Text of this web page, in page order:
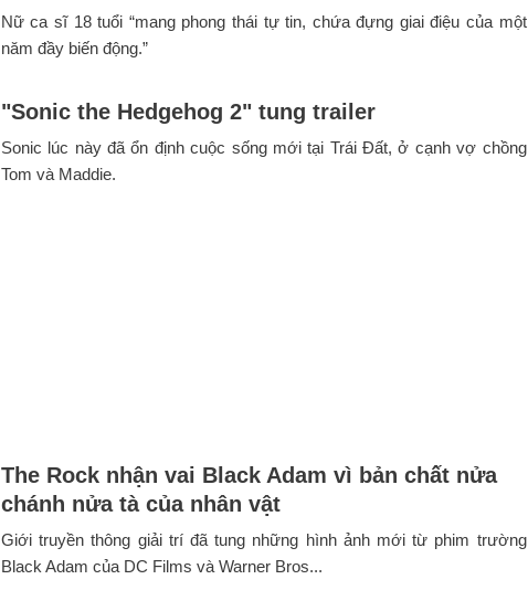
Nữ ca sĩ 18 tuổi “mang phong thái tự tin, chứa đựng giai điệu của một
năm đầy biến động.”
"Sonic the Hedgehog 2" tung trailer
Sonic lúc này đã ổn định cuộc sống mới tại Trái Đất, ở cạnh vợ chồng
Tom và Maddie.
The Rock nhận vai Black Adam vì bản chất nửa
chánh nửa tà của nhân vật
Giới truyền thông giải trí đã tung những hình ảnh mới từ phim trường
Black Adam của DC Films và Warner Bros...